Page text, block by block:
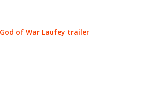
God of War Laufey trailer